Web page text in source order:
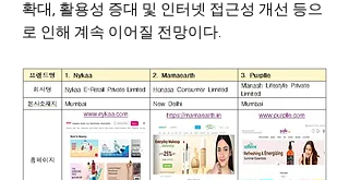
확대, 활용성 증대 및 인터넷 접근성 개선 등으
로 인해 계속 이어질 전망이다.